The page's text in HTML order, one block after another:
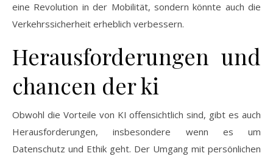
eine Revolution in der Mobilität, sondern könnte auch die
Verkehrssicherheit erheblich verbessern.
Herausforderungen und
chancen der ki
Obwohl die Vorteile von KI offensichtlich sind, gibt es auch
Herausforderungen, insbesondere wenn es um
Datenschutz und Ethik geht. Der Umgang mit persönlichen